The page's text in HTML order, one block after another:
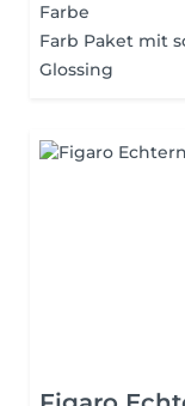
Farbe
Farb Paket mit
Glossing